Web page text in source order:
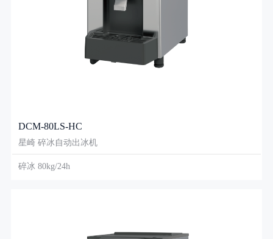
DCM-80LS-HC
星崎 碎冰自动出冰机
碎冰 80kg/24h